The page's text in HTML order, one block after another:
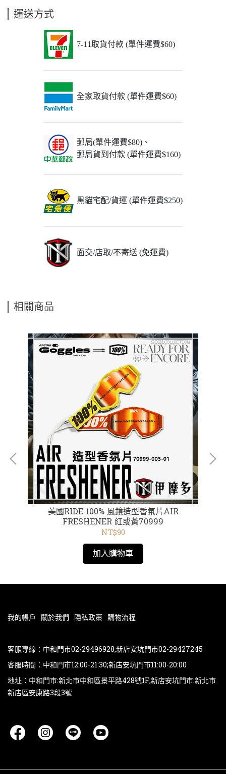
運送方式
7-11取貨付款 (單件運費$60)
全家取貨付款 (單件運費$60)
郵局(單件運費$80)、
郵局貨到付款 (單件運費$160)
黑貓宅配/貨運 (單件運費$250)
面交/店取/不寄送 (免運費)
相關商品
美國RIDE 100% 風鏡造型香氛片AIR
FRESHENER 紅或黃70999
NT$90
加入購物車
我的帳戶 關於我們 隱私政策 購物流程
客服專線：中和門市02-29496928;新店安坑門市02-29427245
客服時間：中和門市12:00-21:30;新店安坑門市11:00-20:00
地址：中和門市:新北市中和區景平路428號1F;新店安坑門市:新北市
新店區安康路3段3號